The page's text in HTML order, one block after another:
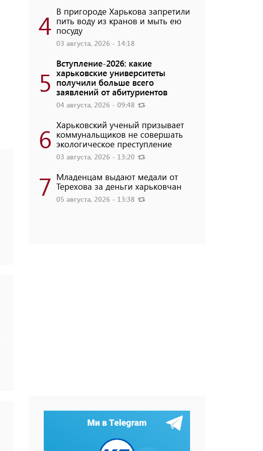
4 В пригороде Харькова запретили
пить воду из кранов и мыть ею
посуду
03 августа, 2026 - 14:18
5
Вступление-2026: какие
харьковские университеты
получили больше всего
заявлений от абитуриентов
04 августа, 2026 - 09:48
6 Харьковский ученый призывает
коммунальщиков не совершать
экологическое преступление
03 августа, 2026 - 13:20
7 Младенцам выдают медали от
Терехова за деньги харьковчан
05 августа, 2026 - 13:38